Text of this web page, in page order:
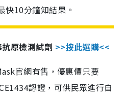
快10分鐘知結果。
原檢測試劑 >>按此選購<<
官網有售，優惠價只要
認證，可供民眾進行自